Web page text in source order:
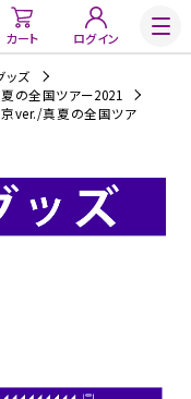
カート ログイン
ッズ
夏の全国ツアー2021
京ver./真夏の全国ツア